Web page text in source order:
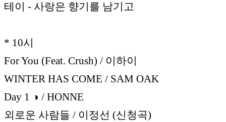
테이 - 사랑은 향기를 남기고
* 10시
For You (Feat. Crush) / 이하이
WINTER HAS COME / SAM OAK
Day 1 ◑ / HONNE
외로운 사람들 / 이정선 (신청곡)